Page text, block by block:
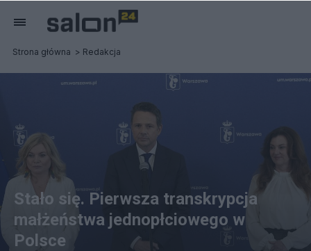
Strona główna Redakcja
Stało się. Pierwsza transkrypcja
małżeństwa jednopłciowego w
Polsce